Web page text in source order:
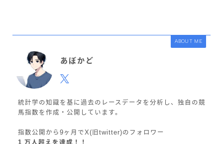
ABOUT ME
あぼかど
統計学の知識を基に過去のレースデータを分析し、独自の競
馬指数を作成・公開しています。
指数公開から9ヶ月でX(旧twitter)のフォロワー
1 万人超えを達成！！